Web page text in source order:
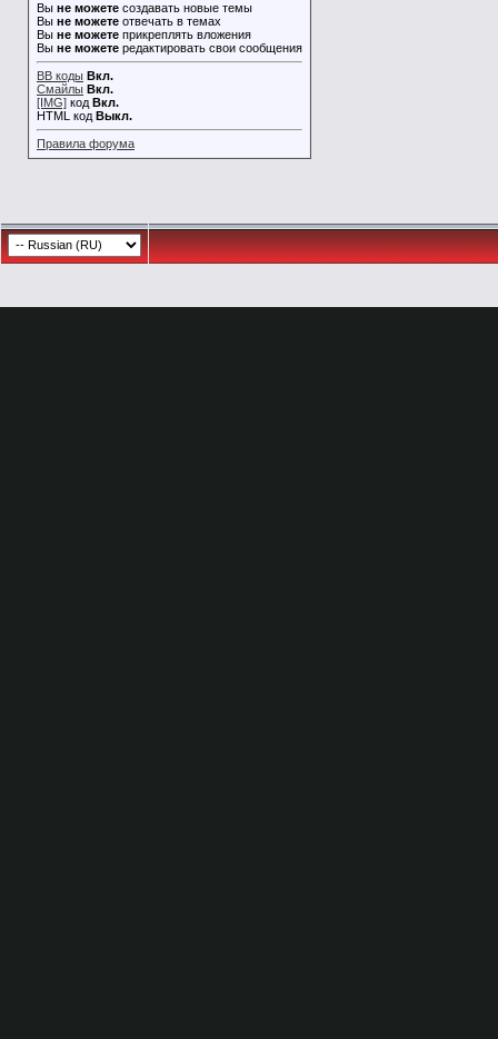
Вы не можете создавать новые темы
Вы не можете отвечать в темах
Вы не можете прикреплять вложения
Вы не можете редактировать свои сообщения
BB коды Вкл.
Смайлы Вкл.
[IMG] код Вкл.
HTML код Выкл.
Правила форума